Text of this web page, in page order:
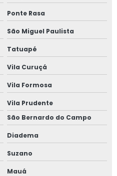
em são paulo
sp
Ponte Rasa
São Miguel Paulista
Tatuapé
Vila Curuçá
Vila Formosa
Vila Prudente
São Bernardo do Campo
Diadema
Suzano
Mauá